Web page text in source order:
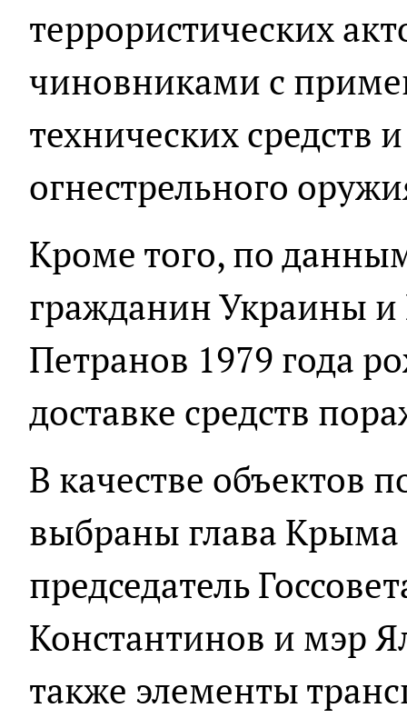
террористических
чиновниками с
технических средств
огнестрельного
Кроме того, по
гражданин Украины и
Петранов 1979 года
доставке средств
В качестве объектов
выбраны глава Крыма
председатель
Константинов и мэр
также элементы